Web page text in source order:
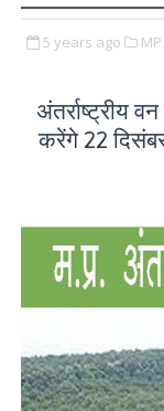
5 years ago
अंतर्राष्ट्रीय
करेंगे 22